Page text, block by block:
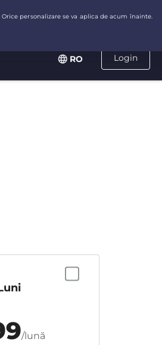
Login
RO
/lună